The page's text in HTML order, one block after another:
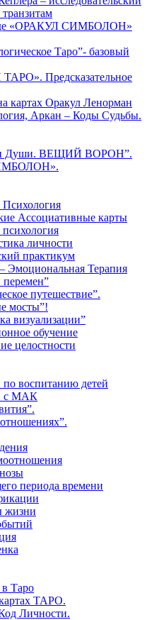
«ОРАКУЛ СИМБОЛОН»
Таро”- базовый
Предсказательное
картах Оракул Ленорман
Аркан – Коды Судьбы.
Души. ВЕЩИЙ ВОРОН”.
Психология
Ассоциативные карты
личности
практикум
Эмоциональная Терапия
путешествие”.
мосты”!
визуализации”
обучение
целостности
по воспитанию детей
с МАК
периода времени
жизни
Таро
ТАРО.
Личности.